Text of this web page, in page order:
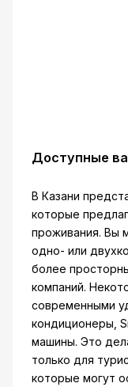
Доступные
В Казани
которые
проживания. Вы
одно- или
более
компаний.
современными
кондиционеры,
машины. Это
только для
которые могут